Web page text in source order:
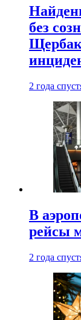
без
2 года
В
рейсы
2 года